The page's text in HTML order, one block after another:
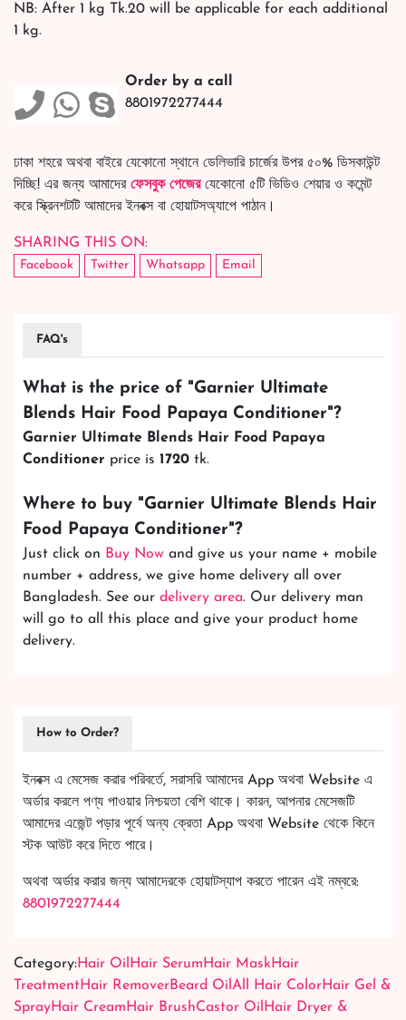
NB: After 1 kg Tk.20 will be applicable for each additional
1 kg.
Order by a call
8801972277444
ঢাকা শহরে অথবা বাইরে যেকোনো স্থানে ডেলিভারি চার্জের উপর ৫০% ডিসকাউন্ট
দিচ্ছি! এর জন্য আমাদের ফেসবুক পেজেরযেকোনো ৫টি ভিডিও শেয়ার ও কমেন্ট
করে স্ক্রিনশটটি আমাদের ইনবক্স বা হোয়াটসঅ্যাপে পাঠান।
SHARING THIS ON:
Facebook Twitter Whatsapp Email
FAQ's
What is the price of "Garnier Ultimate
Blends Hair Food Papaya Conditioner"?
Garnier Ultimate Blends Hair Food Papaya
Conditioner price is 1720 tk.
Where to buy "Garnier Ultimate Blends Hair
Food Papaya Conditioner"?
Just click on Buy Now and give us your name + mobile
number + address, we give home delivery all over
Bangladesh. See our delivery area. Our delivery man
will go to all this place and give your product home
delivery.
How to Order?
ইনবক্স এ মেসেজ করার পরিবর্তে, সরাসরি আমাদের App অথবা Website এ
অর্ডার করলে পণ্য পাওয়ার নিশ্চয়তা বেশি থাকে। কারন, আপনার মেসেজটি
আমাদের এজেন্ট পড়ার পূর্বে অন্য ক্রেতা App অথবা Website থেকে কিনে
স্টক আউট করে দিতে পারে।
অথবা অর্ডার করার জন্য আমাদেরকে হোয়াটস্যাপ করতে পারেন এই নম্বরে:
8801972277444
Category:Hair Oil Hair Serum Hair MaskHair
TreatmentHair RemoverBeard Oil All Hair ColorHair Gel &
SprayHair Cream Hair BrushCastor Oil Hair Dryer &